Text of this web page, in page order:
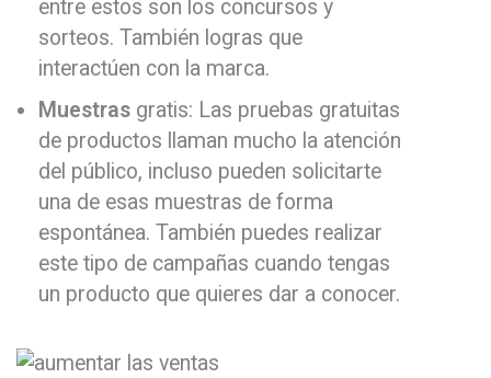
entre estos son los concursos y
sorteos. También logras que
interactúen con la marca.
Muestras gratis: Las pruebas gratuitas
de productos llaman mucho la atención
del público, incluso pueden solicitarte
una de esas muestras de forma
espontánea. También puedes realizar
este tipo de campañas cuando tengas
un producto que quieres dar a conocer.